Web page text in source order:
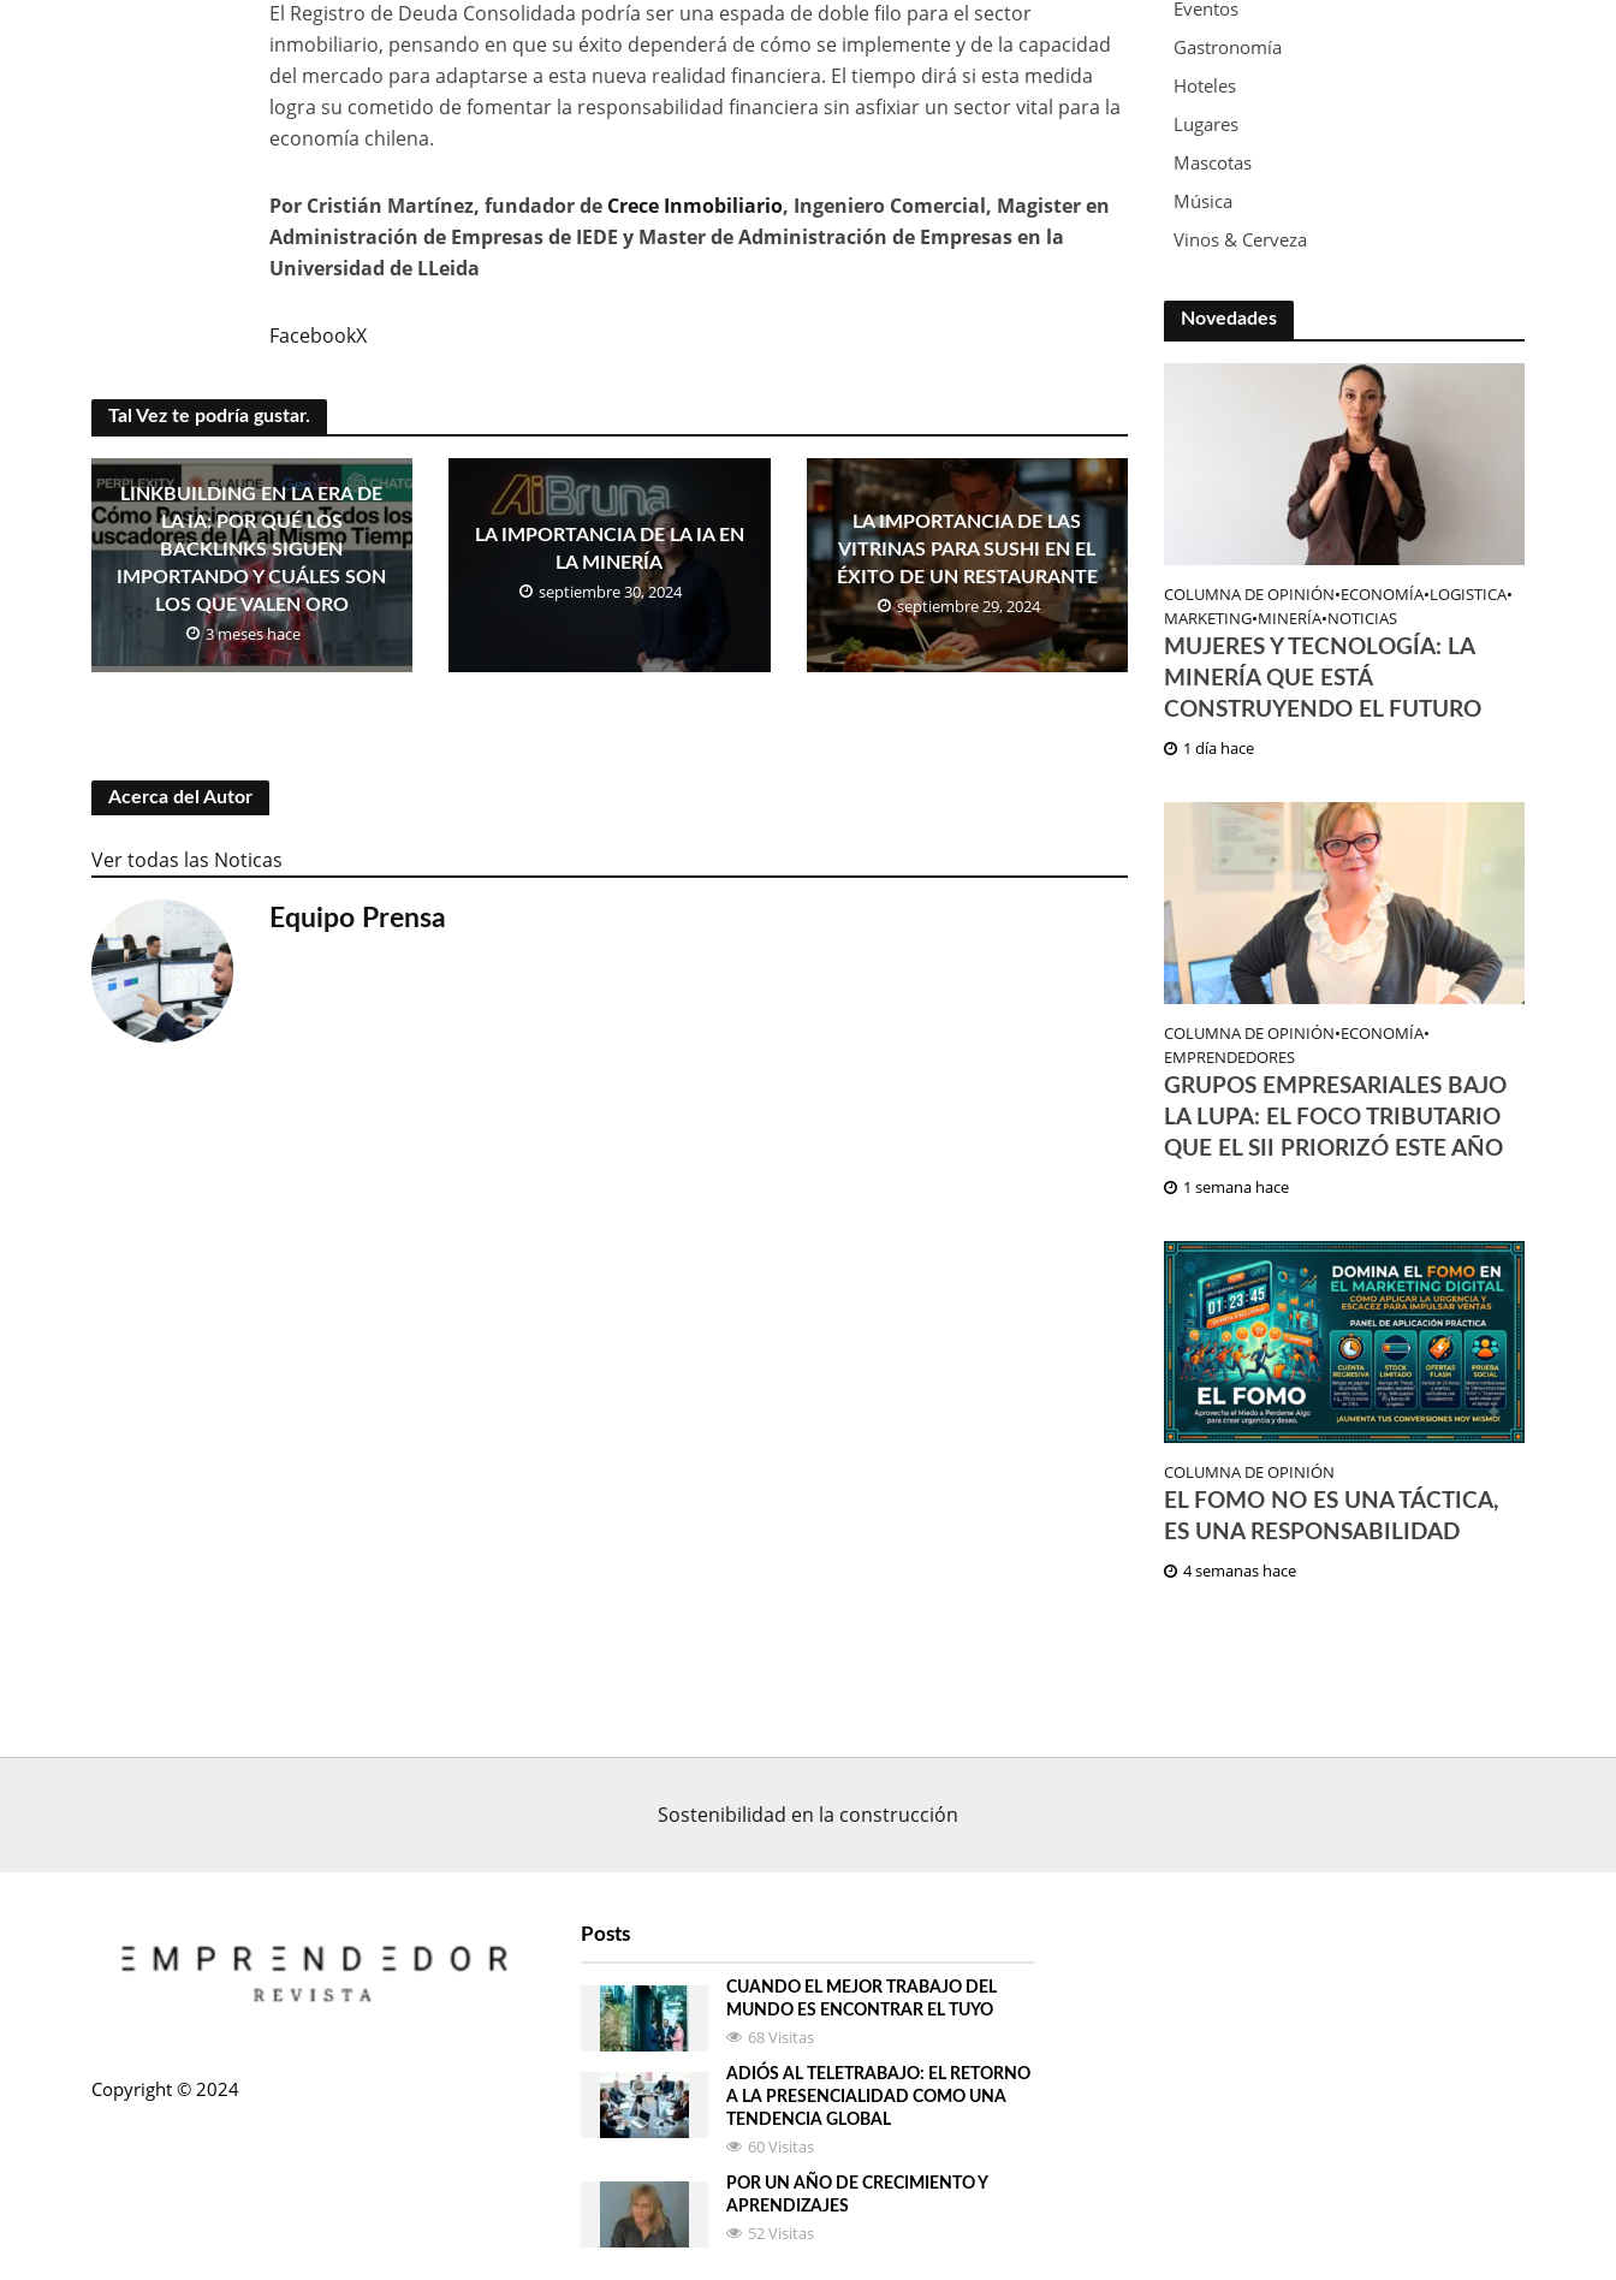
El Registro de Deuda Consolidada podría ser una espada de doble filo para el sector
inmobiliario, pensando en que su éxito dependerá de cómo se implemente y de la capacidad
del mercado para adaptarse a esta nueva realidad financiera. El tiempo dirá si esta medida
logra su cometido de fomentar la responsabilidad financiera sin asfixiar un sector vital para la
economía chilena.
Por Cristián Martínez, fundador de Crece Inmobiliario, Ingeniero Comercial, Magister en
Administración de Empresas de IEDE y Master de Administración de Empresas en la
Universidad de LLeida
FacebookX
Tal Vez te podría gustar.
LINKBUILDING EN LA ERA DE
LA IA: POR QUÉ LOS
BACKLINKS SIGUEN
IMPORTANDO Y CUÁLES SON
LOS QUE VALEN ORO
3 meses hace
LA IMPORTANCIA DE LA IA EN
LA MINERÍA
septiembre 30, 2024
LA IMPORTANCIA DE LAS
VITRINAS PARA SUSHI EN EL
ÉXITO DE UN RESTAURANTE
septiembre 29, 2024
Acerca del Autor
Ver todas las Noticas
Equipo Prensa
Eventos
Gastronomía
Hoteles
Lugares
Mascotas
Música
Vinos & Cerveza
Novedades
COLUMNA DE OPINIÓN•ECONOMÍA•LOGISTICA•
MARKETING•MINERÍA•NOTICIAS
MUJERES Y TECNOLOGÍA: LA
MINERÍA QUE ESTÁ
CONSTRUYENDO EL FUTURO
1 día hace
COLUMNA DE OPINIÓN•ECONOMÍA•
EMPRENDEDORES
GRUPOS EMPRESARIALES BAJO
LA LUPA: EL FOCO TRIBUTARIO
QUE EL SII PRIORIZÓ ESTE AÑO
1 semana hace
COLUMNA DE OPINIÓN
EL FOMO NO ES UNA TÁCTICA,
ES UNA RESPONSABILIDAD
4 semanas hace
Sostenibilidad en la construcción
Copyright © 2024
Posts
CUANDO EL MEJOR TRABAJO DEL
MUNDO ES ENCONTRAR EL TUYO
68 Visitas
ADIÓS AL TELETRABAJO: EL RETORNO
A LA PRESENCIALIDAD COMO UNA
TENDENCIA GLOBAL
60 Visitas
POR UN AÑO DE CRECIMIENTO Y
APRENDIZAJES
52 Visitas